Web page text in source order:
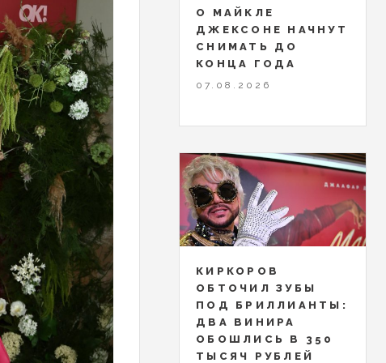
О МАЙКЛЕ
ДЖЕКСОНЕ НАЧНУТ
СНИМАТЬ ДО
КОНЦА ГОДА
07.08.2026
КИРКОРОВ
ОБТОЧИЛ ЗУБЫ
ПОД БРИЛЛИАНТЫ:
ДВА ВИНИРА
ОБОШЛИСЬ В 350
ТЫСЯЧ РУБЛЕЙ